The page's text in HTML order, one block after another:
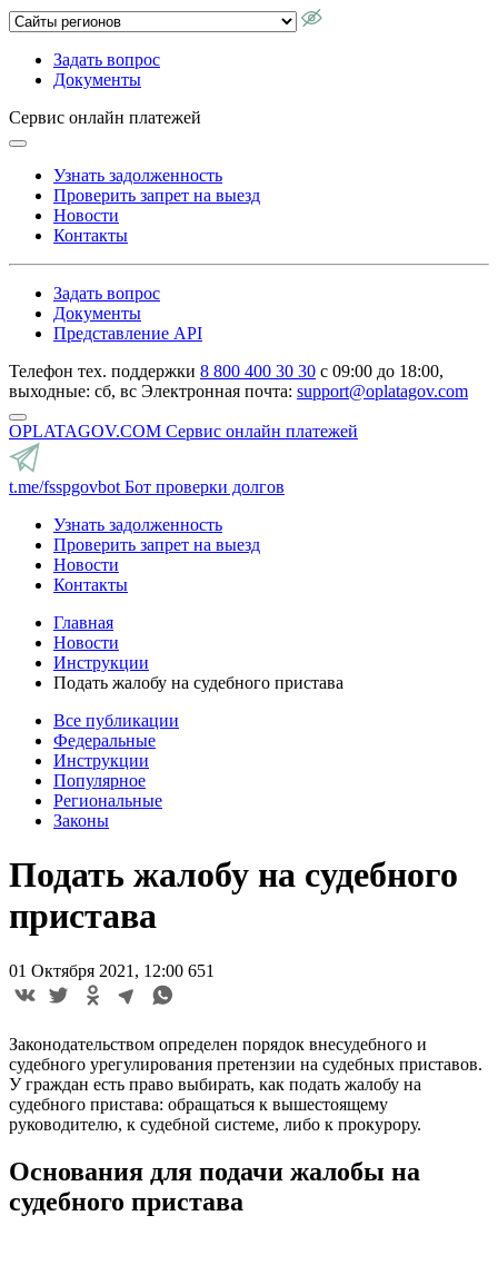
Задать вопрос
Документы
Сервис онлайн платежей
Узнать задолженность
Проверить запрет на выезд
Новости
Контакты
Задать вопрос
Документы
Представление API
Телефон тех. поддержки 8 800 400 30 30 с 09:00 до 18:00,
выходные: сб, вс Электронная почта: support@oplatagov.com
OPLATAGOV.COM Сервис онлайн платежей
t.me/fsspgovbot Бот проверки долгов
Узнать задолженность
Проверить запрет на выезд
Новости
Контакты
Главная
Новости
Инструкции
Подать жалобу на судебного пристава
Все публикации
Федеральные
Инструкции
Популярное
Региональные
Законы
Подать жалобу на судебного
пристава
01 Октября 2021, 12:00 651
Законодательством определен порядок внесудебного и
судебного урегулирования претензии на судебных приставов.
У граждан есть право выбирать, как подать жалобу на
судебного пристава: обращаться к вышестоящему
руководителю, к судебной системе, либо к прокурору.
Основания для подачи жалобы на
судебного пристава